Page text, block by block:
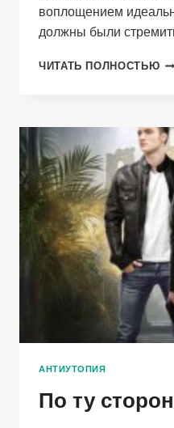
воплощением
должны были
ЧИТАТЬ ПОЛНОСТЬЮ
АНТИУТОПИЯ
По ту